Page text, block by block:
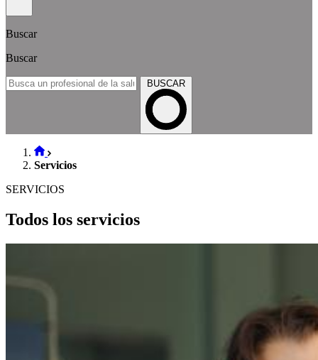
Buscar
Buscar
BUSCAR
Servicios
SERVICIOS
Todos los servicios